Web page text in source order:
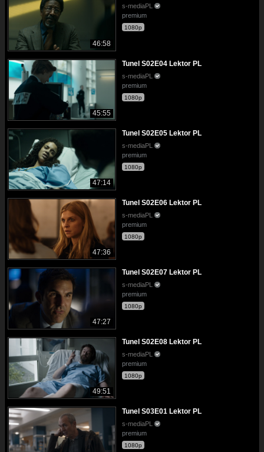
46:58
s-mediaPL
premium
1080p
45:55
Tunel S02E04 Lektor PL
s-mediaPL
premium
1080p
47:14
Tunel S02E05 Lektor PL
s-mediaPL
premium
1080p
47:36
Tunel S02E06 Lektor PL
s-mediaPL
premium
1080p
47:27
Tunel S02E07 Lektor PL
s-mediaPL
premium
1080p
49:51
Tunel S02E08 Lektor PL
s-mediaPL
premium
1080p
Tunel S03E01 Lektor PL
s-mediaPL
premium
1080p